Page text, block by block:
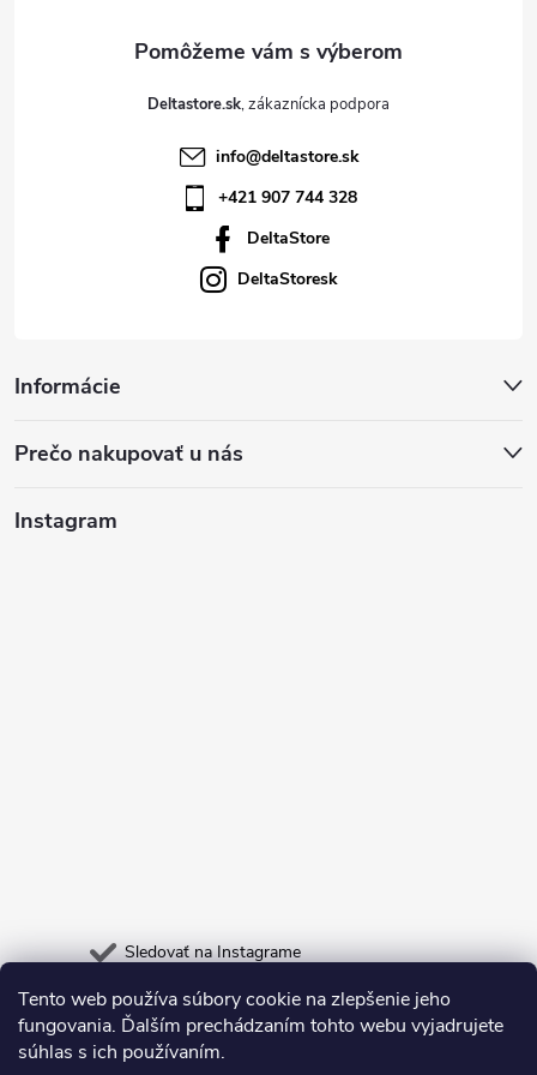
Tento web používa súbory cookie na zlepšenie jeho
fungovania. Ďalším prechádzaním tohto webu vyjadrujete
súhlas s ich používaním.
Deltastore.sk
info@deltastore.sk
+421 907 744 328
DeltaStore
DeltaStoresk
Informácie
Prečo nakupovať u nás
Instagram
Sledovať na Instagrame
Heureka.sk Odpadneš.sk